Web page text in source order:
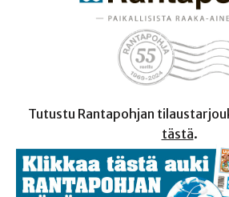
Tutustu Rantapohjan
tästä.